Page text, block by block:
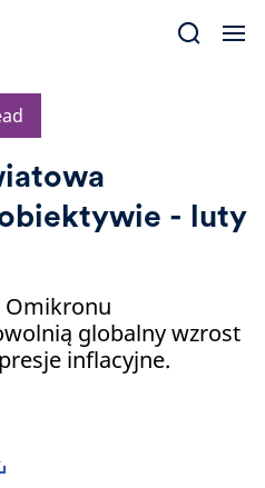
- luty
Omikronu
globalny wzrost
inflacyjne.